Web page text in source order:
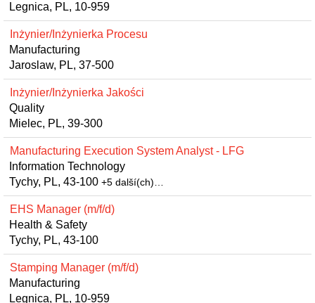
Legnica, PL, 10-959
Inżynier/Inżynierka Procesu
Manufacturing
Jaroslaw, PL, 37-500
Inżynier/Inżynierka Jakości
Quality
Mielec, PL, 39-300
Manufacturing Execution System Analyst - LFG
Information Technology
Tychy, PL, 43-100 +5 další(ch)…
EHS Manager (m/f/d)
Health & Safety
Tychy, PL, 43-100
Stamping Manager (m/f/d)
Manufacturing
Legnica, PL, 10-959